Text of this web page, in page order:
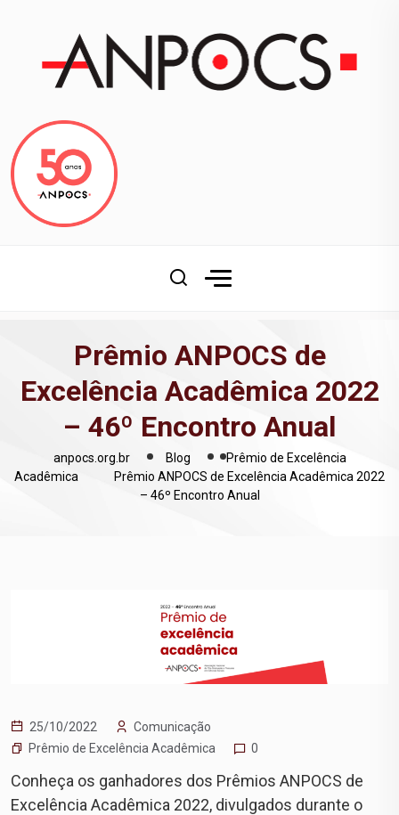
Prêmio ANPOCS de
Excelência Acadêmica 2022
– 46º Encontro Anual
anpocs.org.br Blog
Prêmio de Excelência
Acadêmica
Prêmio ANPOCS de Excelência Acadêmica 2022
– 46º Encontro Anual
25/10/2022
Comunicação
Prêmio de Excelência Acadêmica
0
Conheça os ganhadores dos Prêmios ANPOCS de
Excelência Acadêmica 2022, divulgados durante o